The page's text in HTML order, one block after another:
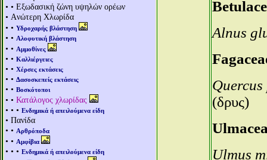
• • Εξωδασική ζώνη υψηλών ορέων
• Aνώτερη Χλωρίδα
• • Υδροχαρής βλάστηση
• • Αλοφυτική βλάστηση
• • Αμμοθίνες
• • Καλλιέργειες
• • Χέρσες εκτάσεις
• • Δασοσκεπείς εκτάσεις
• • Βοσκότοποι
• • Κατάλογος χλωρίδας
• • • Ενδημικά ή απειλούμενα είδη
• Πανίδα
• • Αρθρόποδα
• • Αμφίβια
• • • Ενδημικά ή απειλούμενα είδη
Alnus
(δρυς)
Ulmus